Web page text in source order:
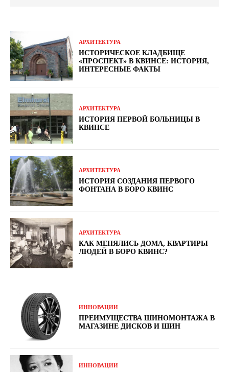
АРХИТЕКТУРА
ИСТОРИЧЕСКОЕ КЛАДБИЩЕ
«ПРОСПЕКТ» В КВИНСЕ: ИСТОРИЯ,
ИНТЕРЕСНЫЕ ФАКТЫ
АРХИТЕКТУРА
ИСТОРИЯ ПЕРВОЙ БОЛЬНИЦЫ В
КВИНСЕ
АРХИТЕКТУРА
ИСТОРИЯ СОЗДАНИЯ ПЕРВОГО
ФОНТАНА В БОРО КВИНС
АРХИТЕКТУРА
КАК МЕНЯЛИСЬ ДОМА, КВАРТИРЫ
ЛЮДЕЙ В БОРО КВИНС?
ИННОВАЦИИ
ПРЕИМУЩЕСТВА ШИНОМОНТАЖА В
МАГАЗИНЕ ДИСКОВ И ШИН
ИННОВАЦИИ